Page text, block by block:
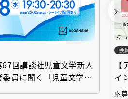
回講談社児童文学新人
員に聞く「児童文学創
会
イ
「
応